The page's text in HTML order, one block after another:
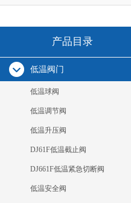
产品目录
低温阀门
低温球阀
低温调节阀
低温升压阀
DJ61F低温截止阀
DJ661F低温紧急切断阀
低温安全阀